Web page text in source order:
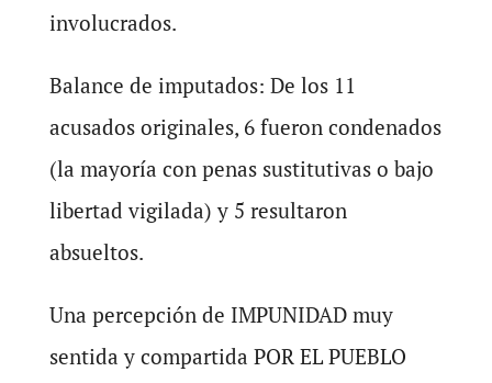
involucrados.
Balance de imputados: De los 11
acusados originales, 6 fueron condenados
(la mayoría con penas sustitutivas o bajo
libertad vigilada) y 5 resultaron
absueltos.
Una percepción de IMPUNIDAD muy
sentida y compartida POR EL PUEBLO